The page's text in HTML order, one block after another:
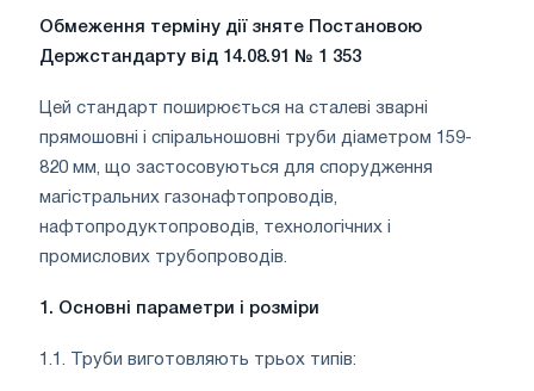
Обмеження терміну дії зняте Постановою
Держстандарту від 14.08.91 № 1 353
Цей стандарт поширюється на сталеві зварні
прямошовні і спіральношовні труби діаметром 159-
820 мм, що застосовуються для спорудження
магістральних газонафтопроводів,
нафтопродуктопроводів, технологічних і
промислових трубопроводів.
1. Основні параметри і розміри
1.1. Труби виготовляють трьох типів: